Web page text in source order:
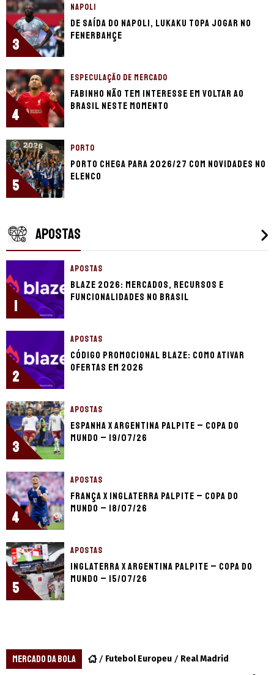
3
NAPOLI
De saída do Napoli, Lukaku topa jogar no
Fenerbahçe
4
ESPECULAÇÃO DE MERCADO
Fabinho não tem interesse em voltar ao
Brasil neste momento
5
PORTO
Porto chega para 2026/27 com novidades no
elenco
APOSTAS
1
APOSTAS
Blaze 2026: mercados, recursos e
funcionalidades no Brasil
2
APOSTAS
Código promocional Blaze: como ativar
ofertas em 2026
3
APOSTAS
Espanha x Argentina palpite – Copa do
Mundo – 19/07/26
4
APOSTAS
França x Inglaterra palpite – Copa do
Mundo – 18/07/26
5
APOSTAS
Inglaterra x Argentina palpite – Copa do
Mundo – 15/07/26
MERCADO DA BOLA Futebol Europeu Real Madrid